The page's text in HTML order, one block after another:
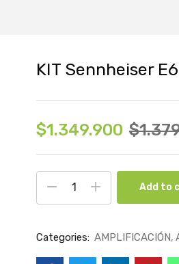
KIT Sennheiser
$1.349.900 $
Add to
Categories: AMPLIFICACIÓN